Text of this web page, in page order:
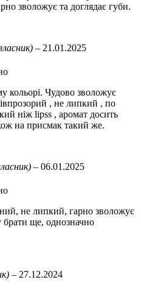
зволожує та доглядає губи.
– 21.01.2025
кольорі. Чудово зволожує
, не липкий , по
ніж lipss , аромат досить
на присмак такий же.
– 06.01.2025
не липкий, гарно зволожує
брати ще, однозначно
– 27.12.2024